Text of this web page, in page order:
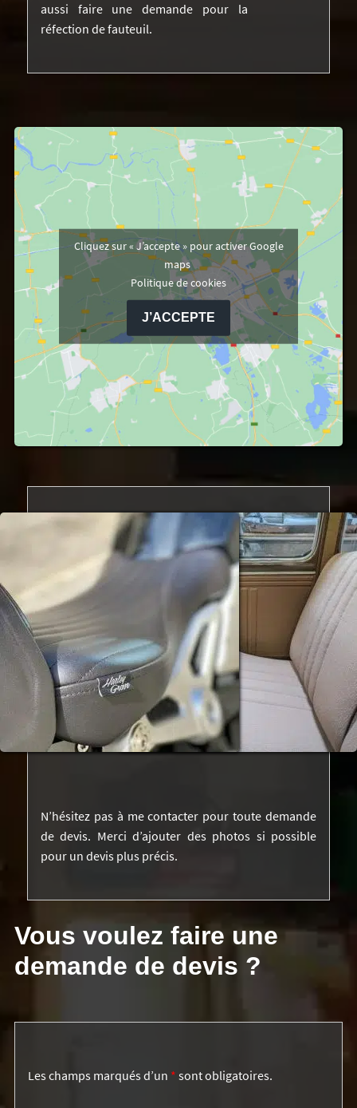
aussi faire une demande pour la
réfection de fauteuil.
Cliquez sur « J’accepte » pour activer Google
maps
Politique de cookies
J’ACCEPTE
N’hésitez pas à me contacter pour toute demande
de devis. Merci d’ajouter des photos si possible
pour un devis plus précis.
Vous voulez faire une
demande de devis ?
Les champs marqués d’un * sont obligatoires.